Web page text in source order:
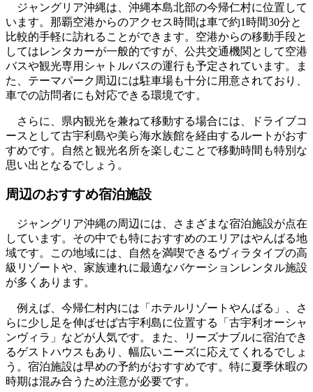
ジャングリア沖縄は、沖縄本島北部の今帰仁村に位置して
います。那覇空港からのアクセス時間は車で約1時間30分と
比較的手軽に訪れることができます。空港からの移動手段と
してはレンタカーが一般的ですが、公共交通機関として空港
バスや観光専用シャトルバスの運行も予定されています。ま
た、テーマパーク周辺には駐車場も十分に用意されており、
車での訪問者にも対応できる環境です。
さらに、県内観光を兼ねて移動する場合には、ドライブコ
ースとして古宇利島や美ら海水族館を経由するルートがおす
すめです。自然と観光名所を楽しむことで移動時間も特別な
思い出となるでしょう。
周辺のおすすめ宿泊施設
ジャングリア沖縄の周辺には、さまざまな宿泊施設が点在
しています。その中でも特におすすめのエリアはやんばる地
域です。この地域には、自然を満喫できるヴィラタイプの高
級リゾートや、家族連れに最適なバケーションレンタル施設
が多くあります。
例えば、今帰仁村内には「ホテルリゾートやんばる」、さ
らに少し足を伸ばせば古宇利島に位置する「古宇利オーシャ
ンヴィラ」などが人気です。また、リーズナブルに宿泊でき
るゲストハウスもあり、幅広いニーズに応えてくれるでしょ
う。宿泊施設は早めの予約がおすすめです。特に夏季休暇の
時期は混み合うため注意が必要です。